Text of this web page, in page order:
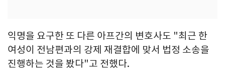
익명을 요구한 또 다른 아프간의 변호사도 "최근 한
여성이 전남편과의 강제 재결합에 맞서 법정 소송을
진행하는 것을 봤다"고 전했다.